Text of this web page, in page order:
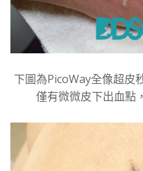
下圖為PicoWay全像超皮
僅有微微皮下出血點